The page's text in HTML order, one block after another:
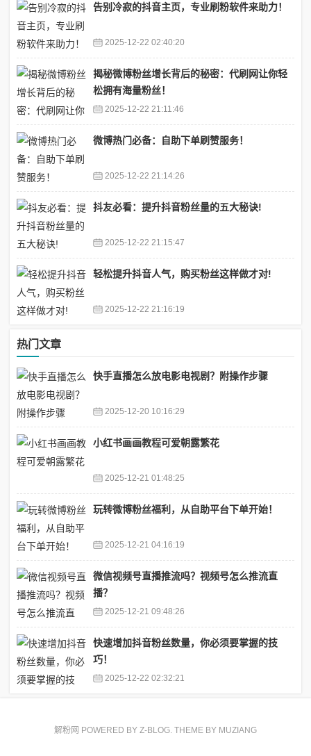
告别冷寂的抖音主页，专业刷粉软件来助力！
2025-12-22 02:40:20
揭秘微博粉丝增长背后的秘密：代刷网让你轻
松拥有海量粉丝！
2025-12-22 21:11:46
微博热门必备：自助下单刷赞服务！
2025-12-22 21:14:26
抖友必看：提升抖音粉丝量的五大秘诀!
2025-12-22 21:15:47
轻松提升抖音人气，购买粉丝这样做才对!
2025-12-22 21:16:19
热门文章
快手直播怎么放电影电视剧？附操作步骤
2025-12-20 10:16:29
小红书画画教程可爱朝露繁花
2025-12-21 01:48:25
玩转微博粉丝福利，从自助平台下单开始！
2025-12-21 04:16:19
微信视频号直播推流吗？视频号怎么推流直
播？
2025-12-21 09:48:26
快速增加抖音粉丝数量，你必须要掌握的技
巧！
2025-12-22 02:32:21
解粉网 POWERED BY Z-BLOG. THEME BY MUZIANG